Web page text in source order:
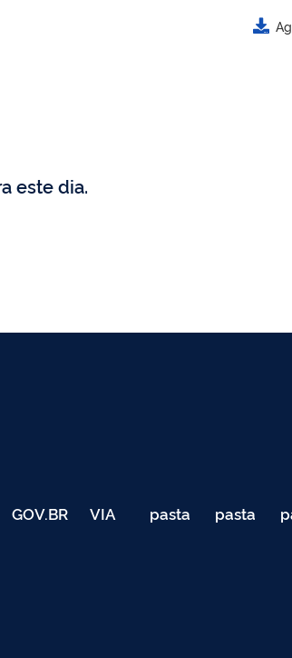
este dia.
GOV.BR VIA
040
pasta
de
pasta
de